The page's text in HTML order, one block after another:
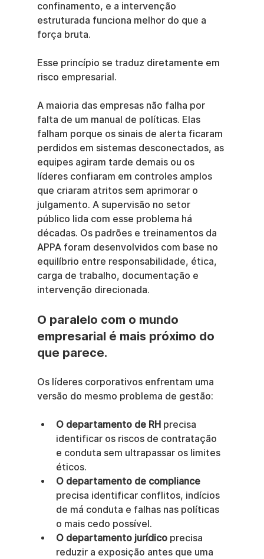
confinamento, e a intervenção
estruturada funciona melhor do que a
força bruta.
Esse princípio se traduz diretamente em
risco empresarial.
A maioria das empresas não falha por
falta de um manual de políticas. Elas
falham porque os sinais de alerta ficaram
perdidos em sistemas desconectados, as
equipes agiram tarde demais ou os
líderes confiaram em controles amplos
que criaram atritos sem aprimorar o
julgamento. A supervisão no setor
público lida com esse problema há
décadas. Os padrões e treinamentos da
APPA foram desenvolvidos com base no
equilíbrio entre responsabilidade, ética,
carga de trabalho, documentação e
intervenção direcionada.
O paralelo com o mundo
empresarial é mais próximo do
que parece.
Os líderes corporativos enfrentam uma
versão do mesmo problema de gestão:
O departamento de RH precisa
identificar os riscos de contratação
e conduta sem ultrapassar os limites
éticos.
O departamento de compliance
precisa identificar conflitos, indícios
de má conduta e falhas nas políticas
o mais cedo possível.
O departamento jurídico precisa
reduzir a exposição antes que uma